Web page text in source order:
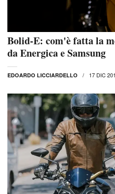
Bolid-E: com'è fatta la
da Energica e Samsung
EDOARDO LICCIARDELLO 17 DIC